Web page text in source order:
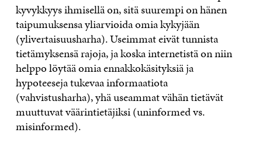
kyvykkyys ihmisellä on, sitä suurempi on hänen
taipumuksensa yliarvioida omia kykyjään
(ylivertaisuusharha). Useimmat eivät tunnista
tietämyksensä rajoja, ja koska internetistä on niin
helppo löytää omia ennakkokäsityksiä ja
hypoteeseja tukevaa informaatiota
(vahvistusharha), yhä useammat vähän tietävät
muuttuvat väärintietäjiksi (uninformed vs.
misinformed).